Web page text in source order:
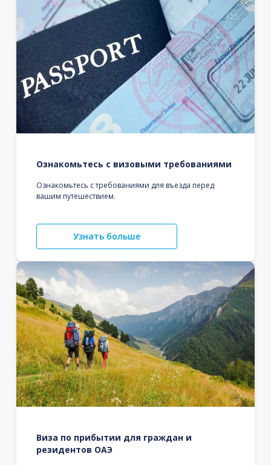
Ознакомьтесь с визовыми требованиями
Ознакомьтесь с требованиями для въезда перед
вашим путешествием.
Узнать больше
Виза по прибытии для граждан и
резидентов ОАЭ